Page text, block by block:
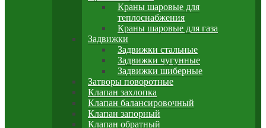
Краны шаровые для
теплоснабжения
Краны шаровые для газа
Задвижки
Задвижки стальные
Задвижки чугунные
Задвижки шиберные
Затворы поворотные
Клапан захлопка
Клапан балансировочный
Клапан запорный
Клапан обратный